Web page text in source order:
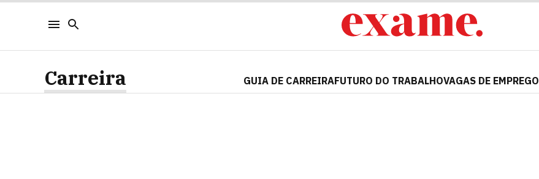
Carreira GUIA DE CARREIRAFUTURO DO TRABALHOVAGAS DE EMPREGO